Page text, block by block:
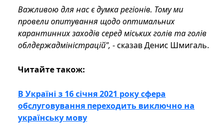
Важливою для нас є думка регіонів. Тому ми
провели опитування щодо оптимальних
карантинних заходів серед міських голів та голів
облдержадміністрацій", - сказав Денис Шмигаль.
Читайте також:
В Україні з 16 січня 2021 року сфера
обслуговування переходить виключно на
українську мову